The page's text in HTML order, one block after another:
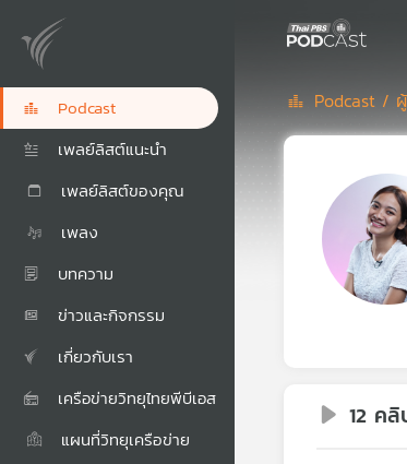
Podcast
เพลย์ลิสต์แนะนำ
เพลย์ลิสต์ของคุณ
เพลง
บทความ
ข่าวและกิจกรรม
เกี่ยวกับเรา
เครือข่ายวิทยุไทยพีบีเอส
แผนที่วิทยุเครือข่าย
Podcast /
12 คลิ